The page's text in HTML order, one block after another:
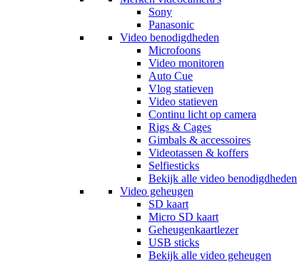
Sony
Panasonic
Video benodigdheden
Microfoons
Video monitoren
Auto Cue
Vlog statieven
Video statieven
Continu licht op camera
Rigs & Cages
Gimbals & accessoires
Videotassen & koffers
Selfiesticks
Bekijk alle video benodigdheden
Video geheugen
SD kaart
Micro SD kaart
Geheugenkaartlezer
USB sticks
Bekijk alle video geheugen